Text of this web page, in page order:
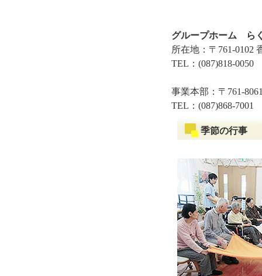
グループホーム ら
所在地：〒761-0102
TEL：(087)818-0050
事業本部：〒761-
TEL：(087)868-7001
季節の行事